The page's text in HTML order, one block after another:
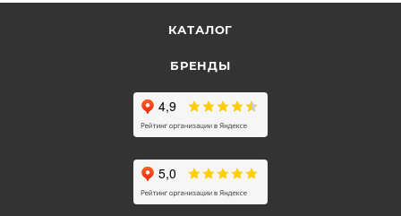
КАТАЛОГ
БРЕНДЫ